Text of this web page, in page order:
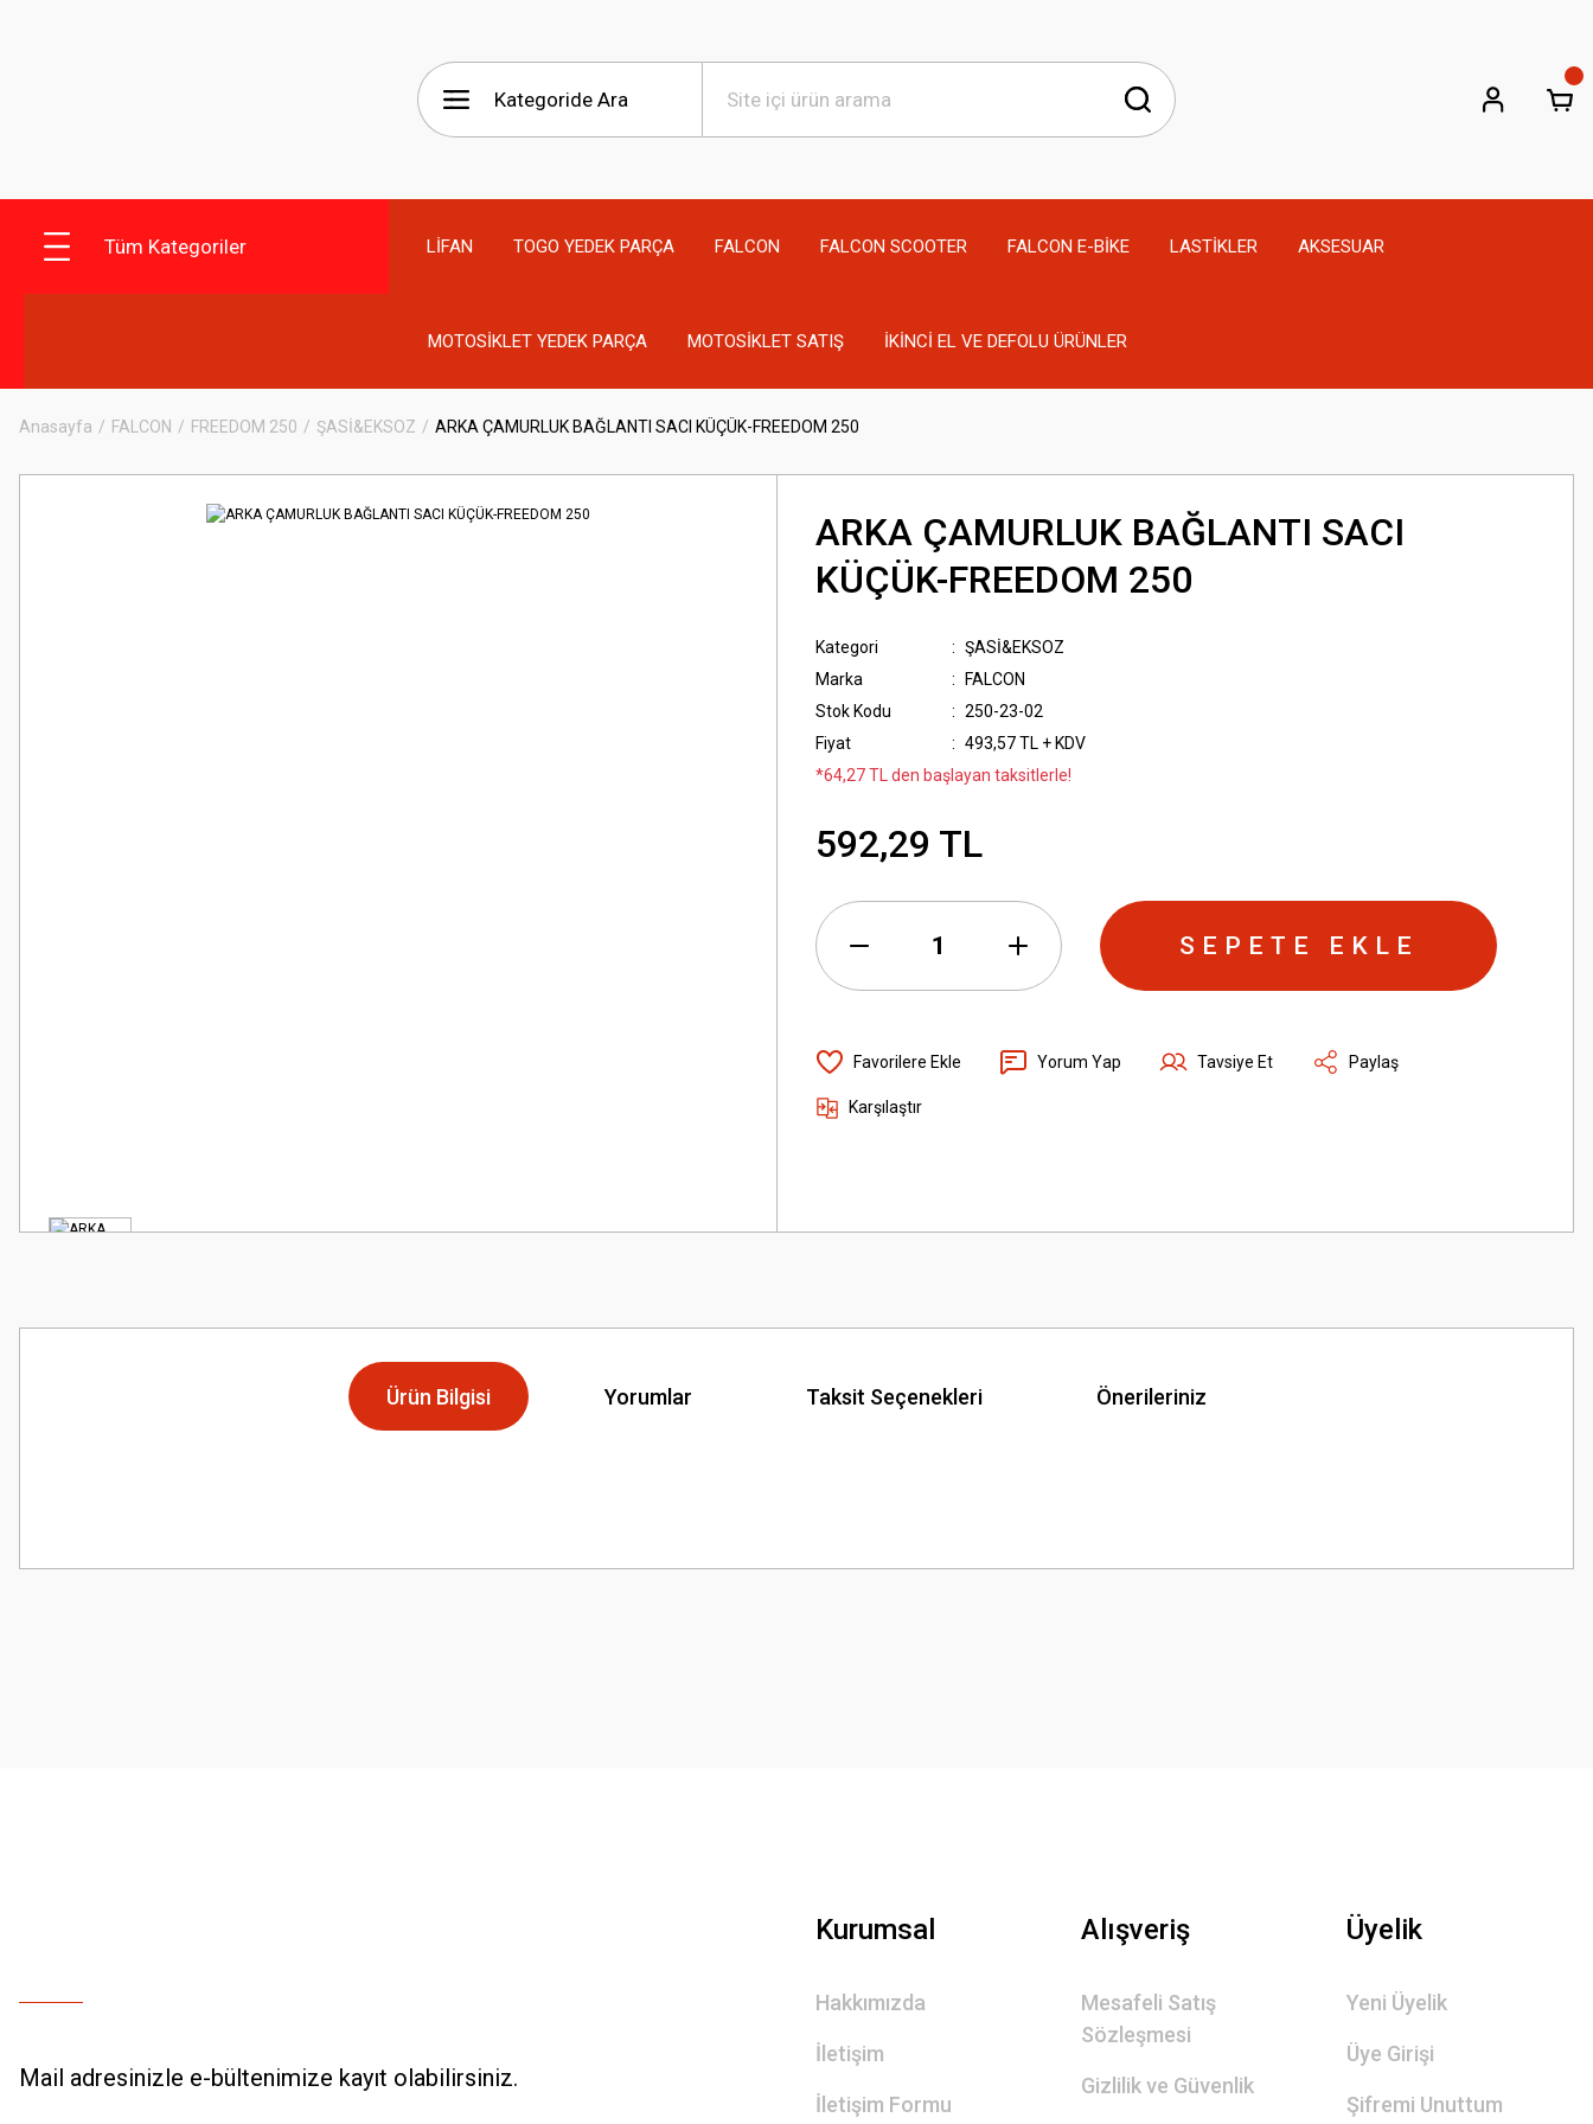
Tüm Kategoriler LİFAN TOGO YEDEK PARÇA FALCON FALCON SCOOTER FALCON E-BİKE LASTİKLER AKSESUAR
MOTOSİKLET YEDEK PARÇA MOTOSİKLET SATIŞ İKİNCİ EL VE DEFOLU ÜRÜNLER
Anasayfa FALCON FREEDOM 250 ŞASİ&EKSOZ ARKA ÇAMURLUK BAĞLANTI SACI KÜÇÜK-FREEDOM 250
ARKA ÇAMURLUK BAĞLANTI SACI
KÜÇÜK-FREEDOM 250
Kategori
ŞASİ&EKSOZ
Marka
FALCON
Stok Kodu
250-23-02
Fiyat
493,57 TL + KDV
*64,27 TL den başlayan taksitlerle!
592,29 TL
SEPETE EKLE
Yorum Yap Tavsiye Et Paylaş
Karşılaştır
Ürün Bilgisi Yorumlar Taksit Seçenekleri Önerileriniz
Görüş ve önerileriniz için teşekkür ederiz.
Mail adresinizle e-bültenimize kayıt olabilirsiniz.
Kurumsal
Hakkımızda
İletişim
İletişim Formu
Alışveriş
Mesafeli Satış
Sözleşmesi
Gizlilik ve Güvenlik
Üyelik
Yeni Üyelik
Üye Girişi
Şifremi Unuttum